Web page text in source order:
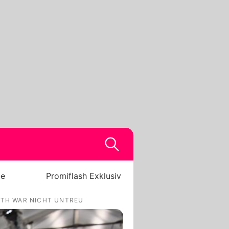
Promiflash Exklusiv
WAR NICHT UNTREU